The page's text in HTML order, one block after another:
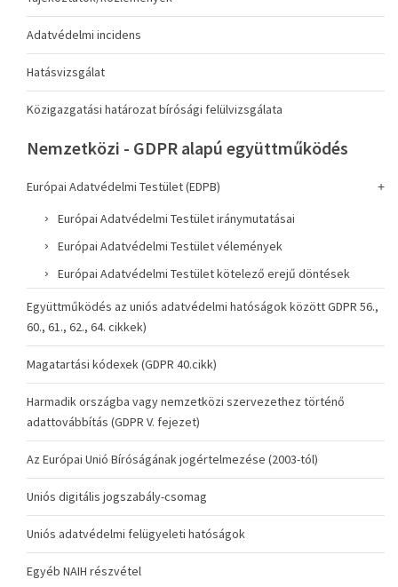
Adatvédelmi incidens
Hatásvizsgálat
Közigazgatási határozat bírósági felülvizsgálata
Nemzetközi - GDPR alapú együttműködés
Európai Adatvédelmi Testület (EDPB)
Európai Adatvédelmi Testület iránymutatásai
Európai Adatvédelmi Testület vélemények
Európai Adatvédelmi Testület kötelező erejű döntések
Együttműködés az uniós adatvédelmi hatóságok között GDPR 56.,
60., 61., 62., 64. cikkek)
Magatartási kódexek (GDPR 40.cikk)
Harmadik országba vagy nemzetközi szervezethez történő
adattovábbítás (GDPR V. fejezet)
Az Európai Unió Bíróságának jogértelmezése (2003-tól)
Uniós digitális jogszabály-csomag
Uniós adatvédelmi felügyeleti hatóságok
Egyéb NAIH részvétel